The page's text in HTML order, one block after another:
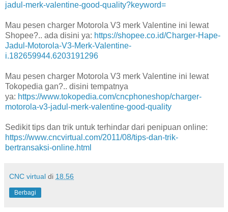
jadul-merk-valentine-good-quality?keyword=
Mau pesen charger Motorola V3 merk Valentine ini lewat
Shopee?.. ada disini ya: https://shopee.co.id/Charger-Hape-
Jadul-Motorola-V3-Merk-Valentine-
i.182659944.6203191296
Mau pesen charger Motorola V3 merk Valentine ini lewat
Tokopedia gan?.. disini tempatnya
ya: https://www.tokopedia.com/cncphoneshop/charger-
motorola-v3-jadul-merk-valentine-good-quality
Sedikit tips dan trik untuk terhindar dari penipuan online:
https://www.cncvirtual.com/2011/08/tips-dan-trik-
bertransaksi-online.html
CNC virtual di 18.56
Berbagi